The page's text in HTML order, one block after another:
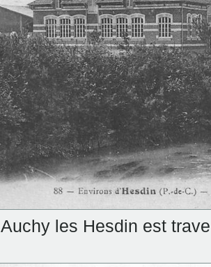
Auchy les Hesdin est